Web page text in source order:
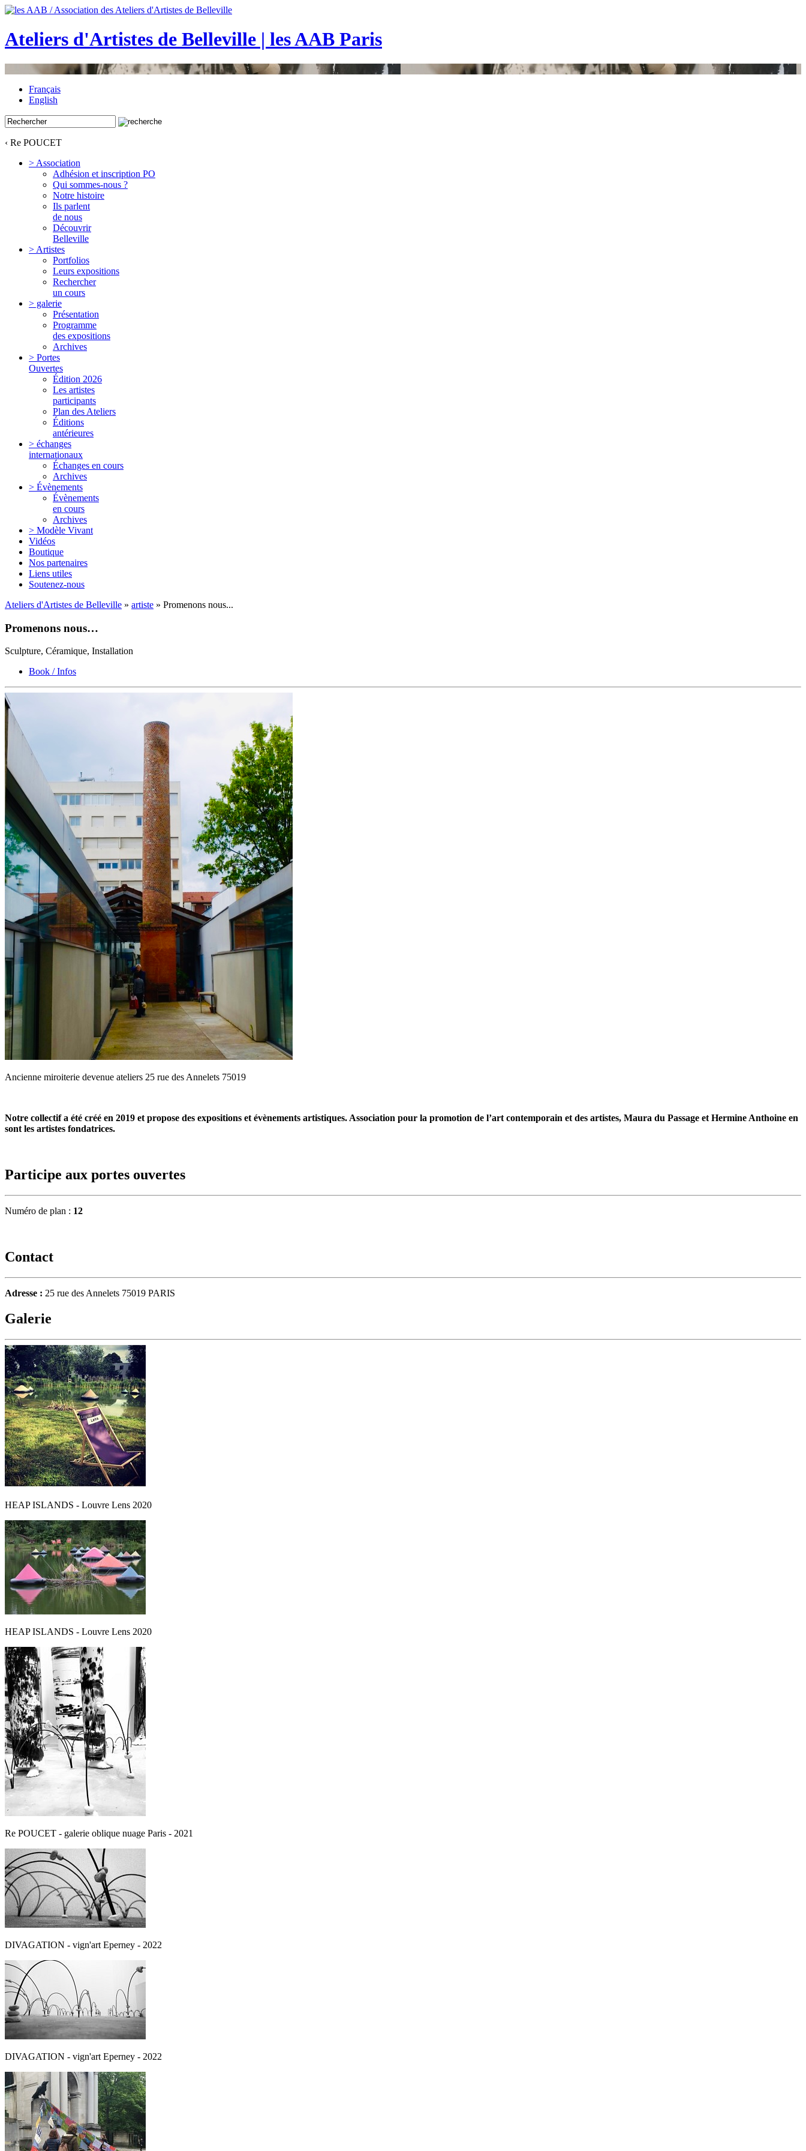
Ateliers d'Artistes de Belleville | les AAB Paris
Français
English
‹ Re POUCET
> Association
Adhésion et inscription PO
Qui sommes-nous ?
Notre histoire
Ils parlent
de nous
Découvrir
Belleville
> Artistes
Portfolios
Leurs expositions
Rechercher
un cours
> galerie
Présentation
Programme
des expositions
Archives
> Portes
Ouvertes
Édition 2026
Les artistes
participants
Plan des Ateliers
Éditions
antérieures
> échanges
internationaux
Échanges en cours
Archives
> Évènements
Évènements
en cours
Archives
> Modèle Vivant
Vidéos
Boutique
Nos partenaires
Liens utiles
Soutenez-nous
Ateliers d'Artistes de Belleville » artiste » Promenons nous...
Promenons nous…
Sculpture, Céramique, Installation
Book / Infos
Ancienne miroiterie devenue ateliers 25 rue des Annelets 75019
Notre collectif a été créé en 2019 et propose des expositions et évènements artistiques. Association pour la promotion de l’art contemporain et des artistes, Maura du Passage et Hermine Anthoine en
sont les artistes fondatrices.
Participe aux portes ouvertes
Numéro de plan : 12
Contact
Adresse : 25 rue des Annelets 75019 PARIS
Galerie
HEAP ISLANDS - Louvre Lens 2020
HEAP ISLANDS - Louvre Lens 2020
Re POUCET - galerie oblique nuage Paris - 2021
DIVAGATION - vign'art Eperney - 2022
DIVAGATION - vign'art Eperney - 2022